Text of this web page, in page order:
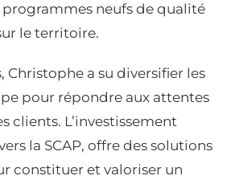
neufs de qualité
le territoire.
Christophe a su diversifier les
pour répondre aux attentes
clients. L’investissement
la SCAP, offre des solutions
constituer et valoriser un